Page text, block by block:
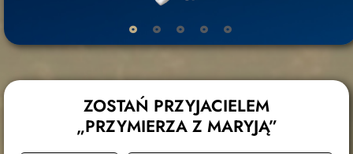
ZOSTAŃ PRZYJACIELEM
„PRZYMIERZA Z MARYJĄ”